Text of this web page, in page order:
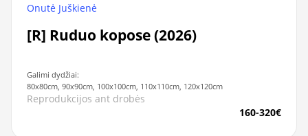
Onutė Juškienė
[R] Ruduo kopose (2026)
Galimi dydžiai:
80x80cm, 90x90cm, 100x100cm, 110x110cm, 120x120cm
Reprodukcijos ant drobės
160-320€